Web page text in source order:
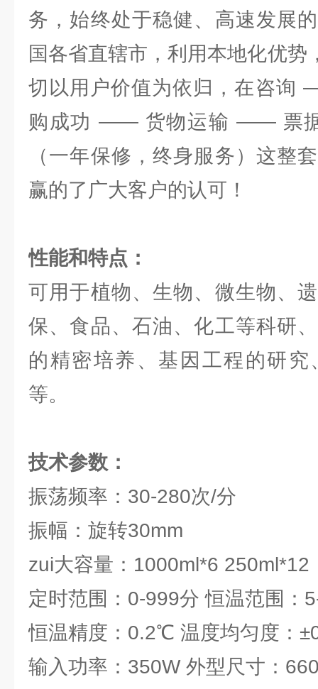
务，始终处于稳健、高速发展
国各省直辖市，利用本地化优势
切以用户价值为依归，在咨
购成功 —— 货物运输 —— 票
（一年保修，终身服务）这整
赢的了广大客户的认可！
性能和特点：
可用于植物、生物、微生物、
保、食品、石油、化工等科研
的精密培养、基因工程的研
等。
技术参数：
振荡频率：30-280次/分
振幅：旋转30mm
zui大容量：1000ml*6 250ml*12
定时范围：0-999分 恒温范围：
恒温精度：0.2℃ 温度均匀度：
输入功率：350W 外型尺寸：